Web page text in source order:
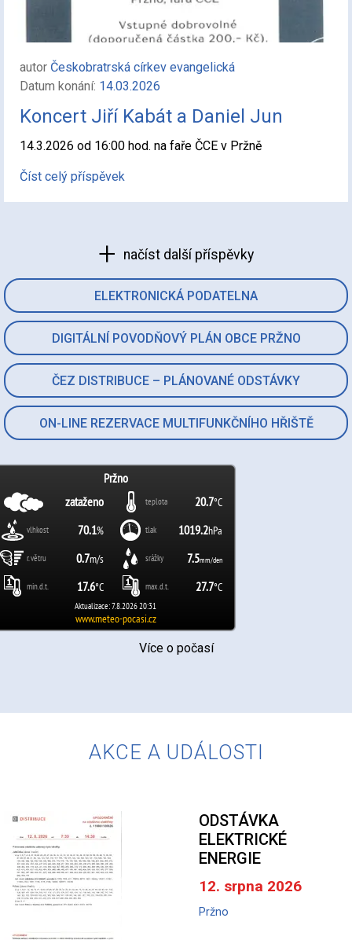
ELEKTRONICKÁ PODATELNA
DIGITÁLNÍ POVODŇOVÝ PLÁN OBCE PRŽNO
ČEZ DISTRIBUCE – PLÁNOVANÉ ODSTÁVKY
ON-LINE REZERVACE MULTIFUNKČNÍHO HŘIŠTĚ
Více o počasí
autor Českobratrská církev evangelická
Datum konání: 14.03.2026
Koncert Jiří Kabát a Daniel Jun
14.3.2026 od 16:00 hod. na faře ČCE v Pržně
Číst celý příspěvek
načíst další příspěvky
AKCE A UDÁLOSTI
ODSTÁVKA
ELEKTRICKÉ
ENERGIE
12. srpna 2026
Pržno